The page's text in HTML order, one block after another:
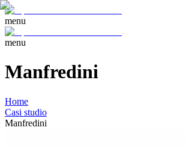
menu
menu
Manfredini
Home
Casi studio
Manfredini